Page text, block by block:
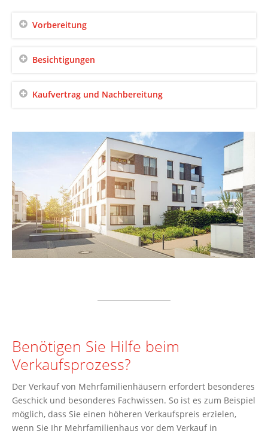
Vorbereitung
Besichtigungen
Kaufvertrag und Nachbereitung
Benötigen Sie Hilfe beim
Verkaufsprozess?
Der Verkauf von Mehrfamilienhäusern erfordert besonderes
Geschick und besonderes Fachwissen. So ist es zum Beispiel
möglich, dass Sie einen höheren Verkaufspreis erzielen,
wenn Sie Ihr Mehrfamilienhaus vor dem Verkauf in